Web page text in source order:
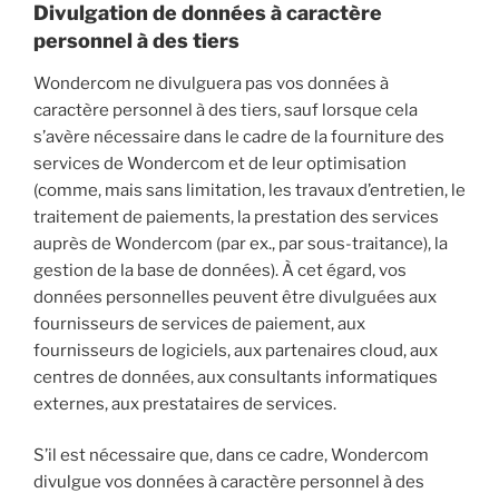
Divulgation de données à caractère
personnel à des tiers
Wondercom ne divulguera pas vos données à
caractère personnel à des tiers, sauf lorsque cela
s’avère nécessaire dans le cadre de la fourniture des
services de Wondercom et de leur optimisation
(comme, mais sans limitation, les travaux d’entretien, le
traitement de paiements, la prestation des services
auprès de Wondercom (par ex., par sous-traitance), la
gestion de la base de données). À cet égard, vos
données personnelles peuvent être divulguées aux
fournisseurs de services de paiement, aux
fournisseurs de logiciels, aux partenaires cloud, aux
centres de données, aux consultants informatiques
externes, aux prestataires de services.
S’il est nécessaire que, dans ce cadre, Wondercom
divulgue vos données à caractère personnel à des